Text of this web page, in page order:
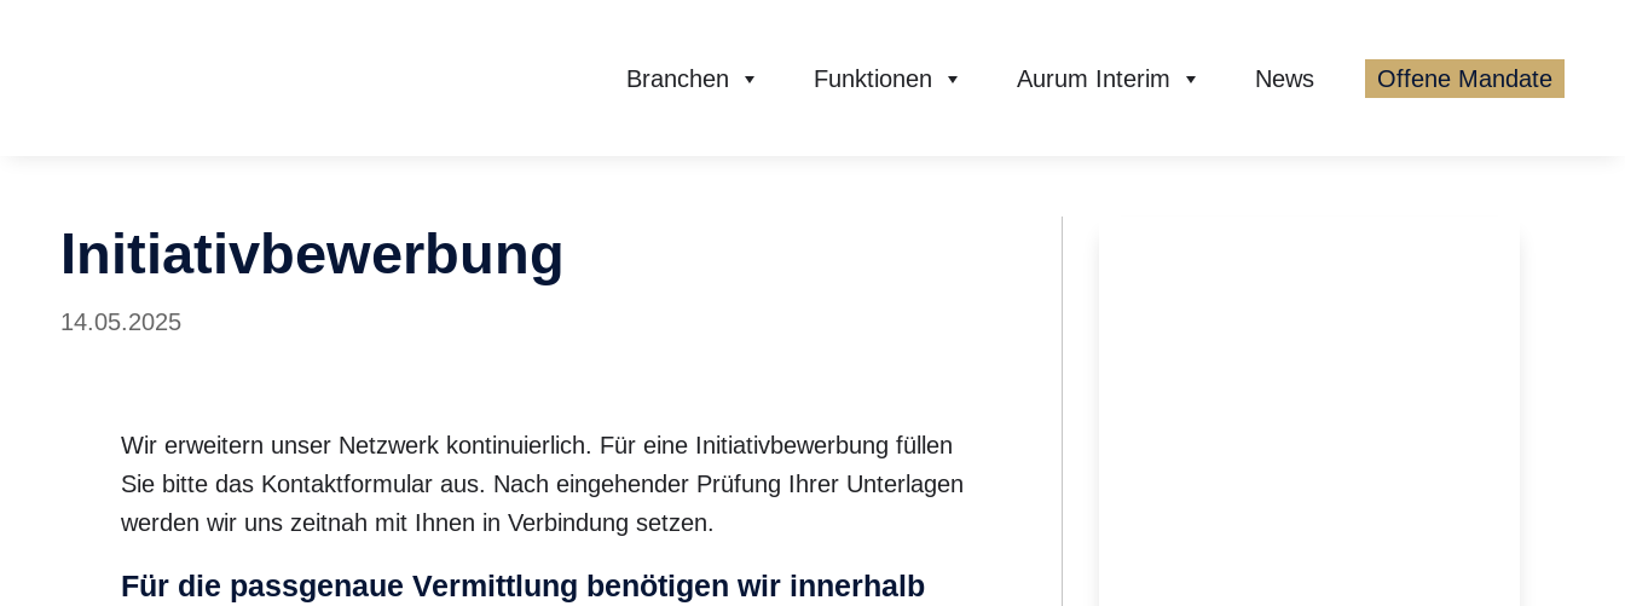
Branchen Funktionen Aurum Interim News Offene Mandate
Initiativbewerbung
14.05.2025
Wir erweitern unser Netzwerk kontinuierlich. Für eine Initiativbewerbung füllen
Sie bitte das Kontaktformular aus. Nach eingehender Prüfung Ihrer Unterlagen
werden wir uns zeitnah mit Ihnen in Verbindung setzen.
Für die passgenaue Vermittlung benötigen wir innerhalb